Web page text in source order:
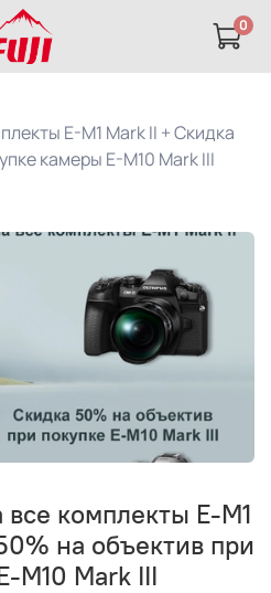
0
E-M1 Mark II + Скидка
камеры E-M10 Mark III
комплекты E-M1
на объектив при
M10 Mark III